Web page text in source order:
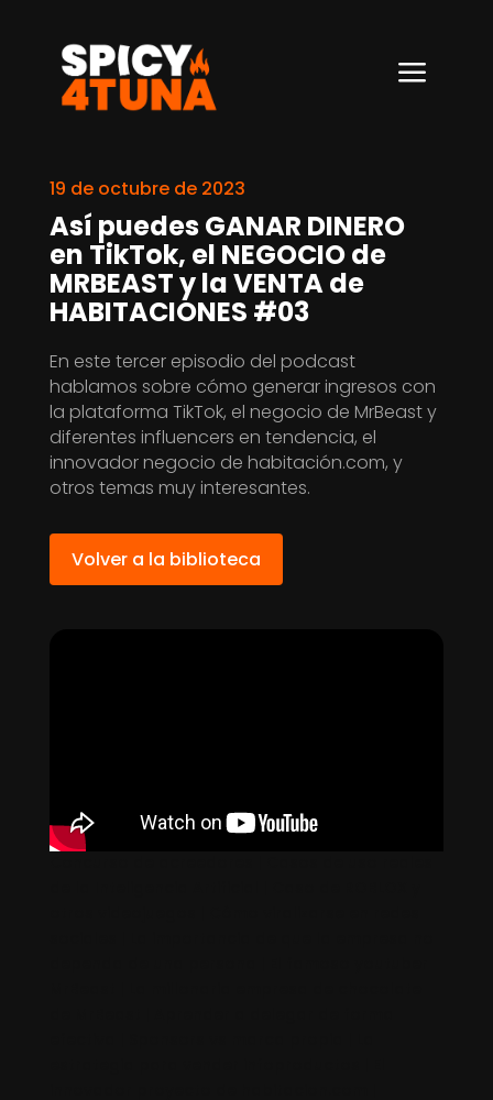
a
19 de octubre de 2023
Así puedes GANAR DINERO
en TikTok, el NEGOCIO de
MRBEAST y la VENTA de
HABITACIONES #03
En este tercer episodio del podcast
hablamos sobre cómo generar ingresos con
la plataforma TikTok, el negocio de MrBeast y
diferentes influencers en tendencia, el
innovador negocio de habitación.com, y
otros temas muy interesantes.
Volver a la biblioteca